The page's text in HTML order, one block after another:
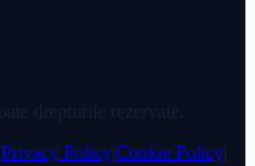
Privacy PolicyCookie Policy